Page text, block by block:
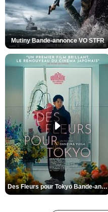
Mutiny Bande-annonce VO STFR
Des Fleurs pour Tokyo Bande-annonce VO STFR